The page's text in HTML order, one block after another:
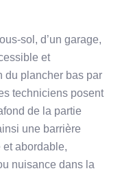
sol, d’un garage,
et
du plancher bas par
techniciens posent
de la partie
une barrière
abordable,
nuisance dans la